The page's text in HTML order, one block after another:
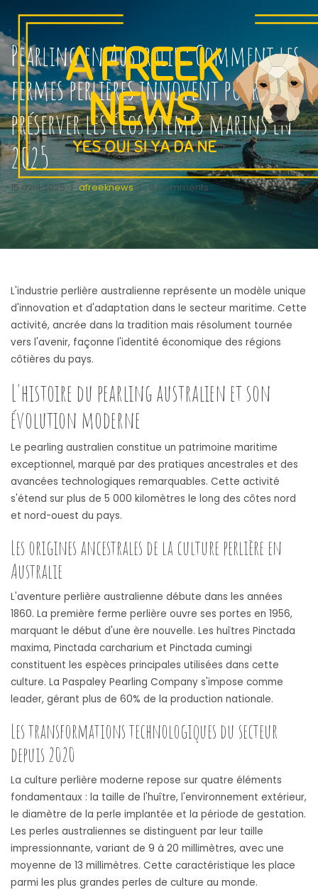
Pearling en Australie : Comment les
fermes perlières innovent pour
préserver les écosystèmes marins en
2025
15 avril 2025 | afreeknews | 0 Comments
L'industrie perlière australienne représente un modèle unique
d'innovation et d'adaptation dans le secteur maritime. Cette
activité, ancrée dans la tradition mais résolument tournée
vers l'avenir, façonne l'identité économique des régions
côtières du pays.
L'histoire du pearling australien et son
évolution moderne
Le pearling australien constitue un patrimoine maritime
exceptionnel, marqué par des pratiques ancestrales et des
avancées technologiques remarquables. Cette activité
s'étend sur plus de 5 000 kilomètres le long des côtes nord
et nord-ouest du pays.
Les origines ancestrales de la culture perlière en
Australie
L'aventure perlière australienne débute dans les années
1860. La première ferme perlière ouvre ses portes en 1956,
marquant le début d'une ère nouvelle. Les huîtres Pinctada
maxima, Pinctada carcharium et Pinctada cumingi
constituent les espèces principales utilisées dans cette
culture. La Paspaley Pearling Company s'impose comme
leader, gérant plus de 60% de la production nationale.
Les transformations technologiques du secteur
depuis 2020
La culture perlière moderne repose sur quatre éléments
fondamentaux : la taille de l'huître, l'environnement extérieur,
le diamètre de la perle implantée et la période de gestation.
Les perles australiennes se distinguent par leur taille
impressionnante, variant de 9 à 20 millimètres, avec une
moyenne de 13 millimètres. Cette caractéristique les place
parmi les plus grandes perles de culture au monde.